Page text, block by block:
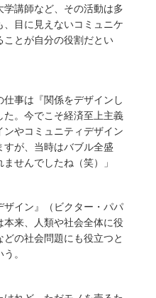
講師など、その活動は多
目に見えないコミュニケ
ことが自分の役割だとい
仕事は『関係をデザインし
。今でこそ経済至上主義
やコミュニティデザイン
すが、当時はバブル全盛
せんでしたね（笑）」
イン』（ビクター・パパ
来、人類や社会全体に役
の社会問題にも役立つと
。